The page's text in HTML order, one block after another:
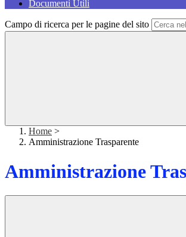
Documenti Utili
Campo di ricerca per le pagine del sito
Home >
Amministrazione Trasparente
Amministrazione